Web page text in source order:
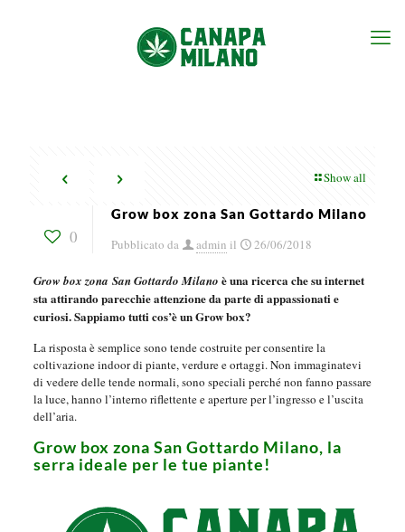
Show all
0
Grow box zona San Gottardo Milano
Pubblicato da
admin il 26/06/2018
Grow box zona San Gottardo Milano è una ricerca che su internet
sta attirando parecchie attenzione da parte di appassionati e
curiosi. Sappiamo tutti cos’è un Grow box?
La risposta è semplice sono tende costruite per consentire la
coltivazione indoor di piante, verdure e ortaggi. Non immaginatevi
di vedere delle tende normali, sono speciali perché non fanno passare
la luce, hanno l’interno riflettente e aperture per l’ingresso e l’uscita
dell’aria.
Grow box zona San Gottardo Milano, la
serra ideale per le tue piante!